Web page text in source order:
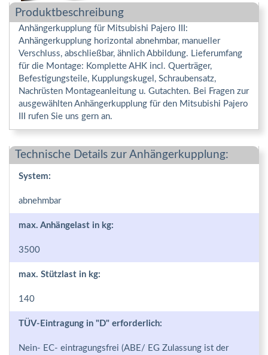
Produktbeschreibung
Anhängerkupplung für Mitsubishi Pajero III:
Anhängerkupplung horizontal abnehmbar, manueller
Verschluss, abschließbar, ähnlich Abbildung. Lieferumfang
für die Montage: Komplette AHK incl. Querträger,
Befestigungsteile, Kupplungskugel, Schraubensatz,
Nachrüsten Montageanleitung u. Gutachten. Bei Fragen zur
ausgewählten Anhängerkupplung für den Mitsubishi Pajero
III rufen Sie uns gern an.
Technische Details zur Anhängerkupplung:
System:
abnehmbar
max. Anhängelast in kg:
3500
max. Stützlast in kg:
140
TÜV-Eintragung in "D" erforderlich:
Nein- EC- eintragungsfrei (ABE/ EG Zulassung ist der